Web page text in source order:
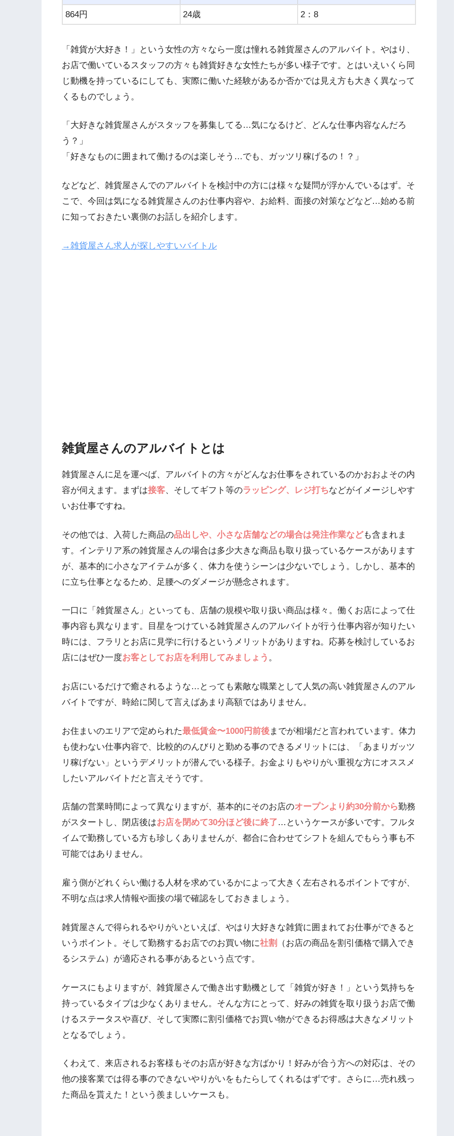
864円 24歳 2：8
「雑貨が大好き！」という女性の方々なら一度は憧れる雑貨屋さんのアルバイト。やはり、
お店で働いているスタッフの方々も雑貨好きな女性たちが多い様子です。とはいえいくら同
じ動機を持っているにしても、実際に働いた経験があるか否かでは見え方も大きく異なって
くるものでしょう。
「大好きな雑貨屋さんがスタッフを募集してる…気になるけど、どんな仕事内容なんだろ
う？」
「好きなものに囲まれて働けるのは楽しそう…でも、ガッツリ稼げるの！？」
などなど、雑貨屋さんでのアルバイトを検討中の方には様々な疑問が浮かんでいるはず。そ
こで、今回は気になる雑貨屋さんのお仕事内容や、お給料、面接の対策などなど…始める前
に知っておきたい裏側のお話しを紹介します。
→雑貨屋さん求人が探しやすいバイトル
雑貨屋さんのアルバイトとは
雑貨屋さんに足を運べば、アルバイトの方々がどんなお仕事をされているのかおおよその内
容が伺えます。まずは接客、そしてギフト等のラッピング、レジ打ちなどがイメージしやす
いお仕事ですね。
その他では、入荷した商品の品出しや、小さな店舗などの場合は発注作業なども含まれま
す。インテリア系の雑貨屋さんの場合は多少大きな商品も取り扱っているケースがあります
が、基本的に小さなアイテムが多く、体力を使うシーンは少ないでしょう。しかし、基本的
に立ち仕事となるため、足腰へのダメージが懸念されます。
一口に「雑貨屋さん」といっても、店舗の規模や取り扱い商品は様々。働くお店によって仕
事内容も異なります。目星をつけている雑貨屋さんのアルバイトが行う仕事内容が知りたい
時には、フラリとお店に見学に行けるというメリットがありますね。応募を検討しているお
店にはぜひ一度お客としてお店を利用してみましょう 。
お店にいるだけで癒されるような…とっても素敵な職業として人気の高い雑貨屋さんのアル
バイトですが、時給に関して言えばあまり高額ではありません。
お住まいのエリアで定められた最低賃金〜1000円前後までが相場だと言われています。体力
も使わない仕事内容で、比較的のんびりと勤める事のできるメリットには、「あまりガッツ
リ稼げない」というデメリットが潜んでいる様子。お金よりもやりがい重視な方にオススメ
したいアルバイトだと言えそうです。
店舗の営業時間によって異なりますが、基本的にそのお店のオープンより約30分前から勤務
がスタートし、閉店後はお店を閉めて30分ほど後に終了 …というケースが多いです。フルタ
イムで勤務している方も珍しくありませんが、都合に合わせてシフトを組んでもらう事も不
可能ではありません。
雇う側がどれくらい働ける人材を求めているかによって大きく左右されるポイントですが、
不明な点は求人情報や面接の場で確認をしておきましょう。
雑貨屋さんで得られるやりがいといえば、やはり大好きな雑貨に囲まれてお仕事ができると
いうポイント。そして勤務するお店でのお買い物に社割
（お店の商品を割引価格で購入でき
るシステム）が適応される事があるという点です。
ケースにもよりますが、雑貨屋さんで働き出す動機として「雑貨が好き！」という気持ちを
持っているタイプは少なくありません。そんな方にとって、好みの雑貨を取り扱うお店で働
けるステータスや喜び、そして実際に割引価格でお買い物ができるお得感は大きなメリット
となるでしょう。
くわえて、来店されるお客様もそのお店が好きな方ばかり！好みが合う方への対応は、その
他の接客業では得る事のできないやりがいをもたらしてくれるはずです。さらに…売れ残っ
た商品を貰えた！という羨ましいケースも。